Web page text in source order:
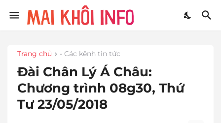
Trang chủ - Các kênh tin tức
Đài Chân Lý Á Châu:
Chương trình 08g30, Thứ
Tư 23/05/2018